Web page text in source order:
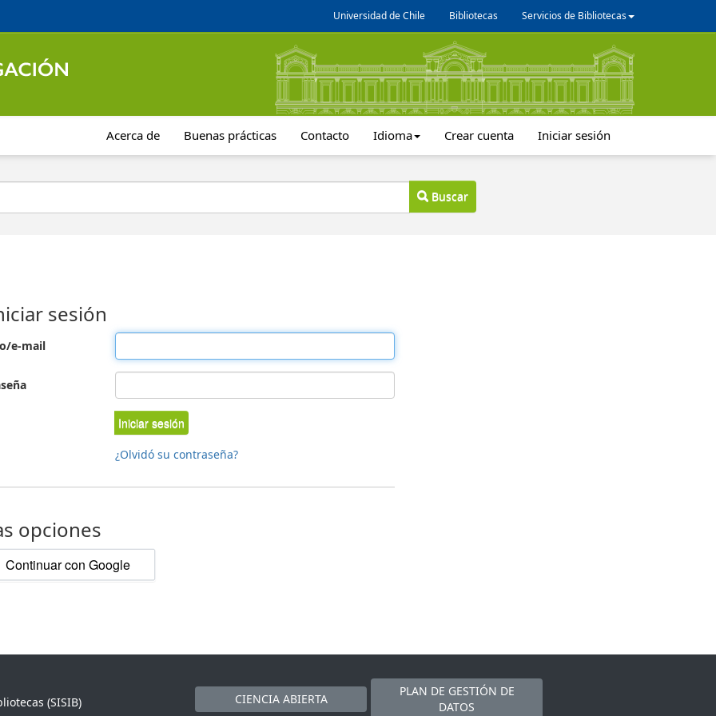
Universidad de Chile Bibliotecas Servicios de Bibliotecas
Acerca de Buenas prácticas Contacto Idioma Crear cuenta Iniciar sesión
Buscar
sesión
e-mail
Iniciar sesión
¿Olvidó su contraseña?
opciones
Continuar con Google
(SISIB)
CIENCIA ABIERTA
PLAN DE GESTIÓN DE
DATOS